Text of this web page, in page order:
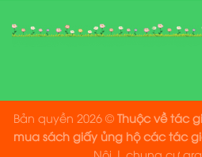
Bản quyền 2026 © Thuộc về tác
mua sách giấy ủng hộ các tác